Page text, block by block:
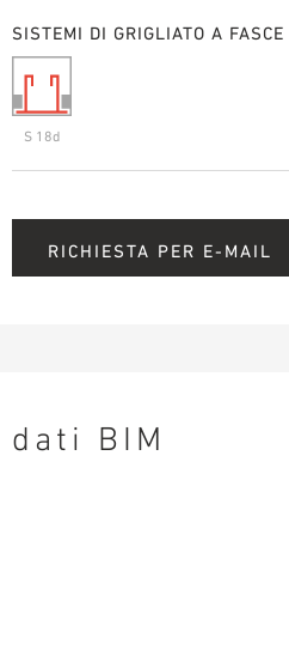
SISTEMI DI GRIGLIATO A FASCE
S 18d
RICHIESTA PER E-MAIL
dati BIM